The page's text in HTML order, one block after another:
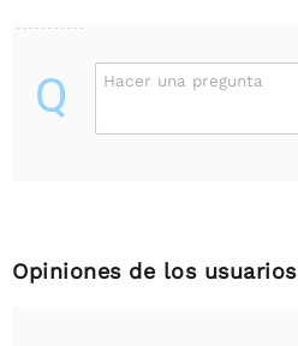
Q Hacer una pregunta
Opiniones de los usuarios